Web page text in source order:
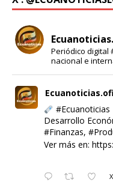
Periódico digital
nacional e
#Ecuanoticias
Desarrollo
#Finanzas,
Ver más en:
X